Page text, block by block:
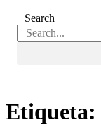
Search
Etiqueta: